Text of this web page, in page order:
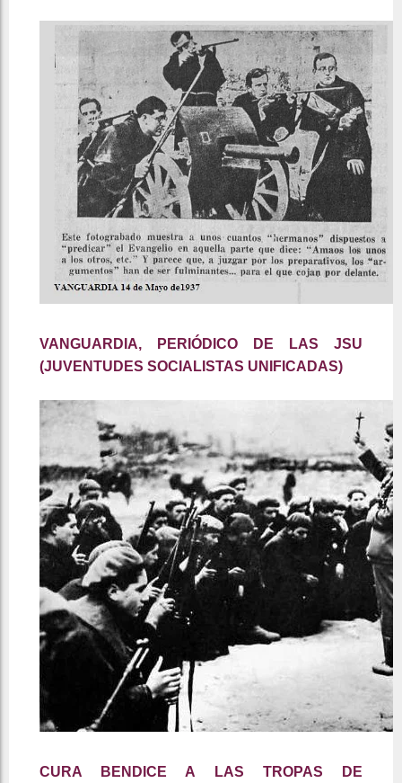
VANGUARDIA, PERIÓDICO DE LAS JSU
(JUVENTUDES SOCIALISTAS UNIFICADAS)
CURA BENDICE A LAS TROPAS DE